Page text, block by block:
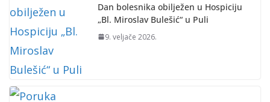
Dan bolesnika obilježen u Hospiciju
„Bl. Miroslav Bulešić“ u Puli
9. veljače 2026.